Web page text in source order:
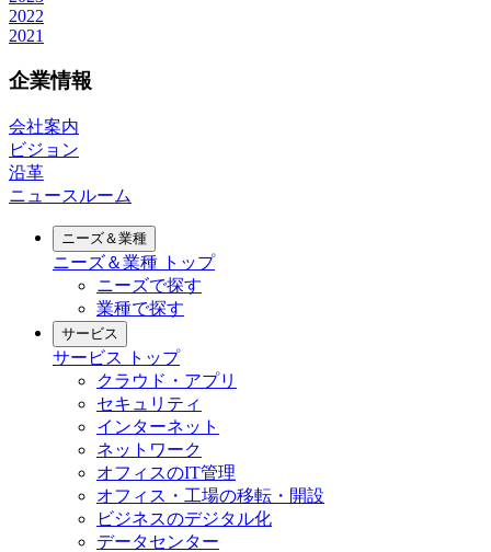
2022
2021
企業情報
会社案内
ビジョン
沿革
ニュースルーム
ニーズ＆業種
ニーズ＆業種 トップ
ニーズで探す
業種で探す
サービス
サービス
トップ
クラウド・アプリ
セキュリティ
インターネット
ネットワーク
オフィスのIT管理
オフィス・工場の移転・開設
ビジネスのデジタル化
データセンター